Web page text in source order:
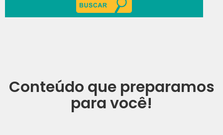
Conteúdo que preparamos
para você!